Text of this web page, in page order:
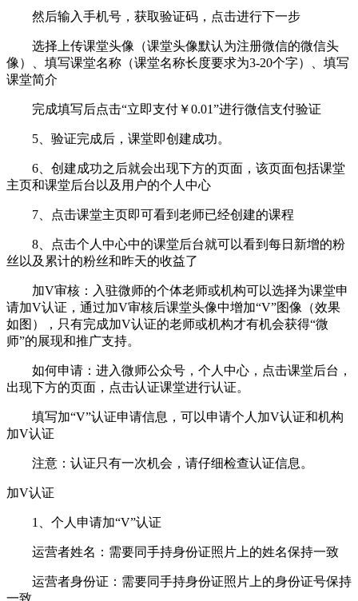
然后输入手机号，获取验证码，点击进行下一步
选择上传课堂头像（课堂头像默认为注册微信的微信头
像）、填写课堂名称（课堂名称长度要求为3-20个字）、填写
课堂简介
完成填写后点击“立即支付￥0.01”进行微信支付验证
5、验证完成后，课堂即创建成功。
6、创建成功之后就会出现下方的页面，该页面包括课堂
主页和课堂后台以及用户的个人中心
7、点击课堂主页即可看到老师已经创建的课程
8、点击个人中心中的课堂后台就可以看到每日新增的粉
丝以及累计的粉丝和昨天的收益了
加V审核：入驻微师的个体老师或机构可以选择为课堂申
请加V认证，通过加V审核后课堂头像中增加“V”图像（效果
如图），只有完成加V认证的老师或机构才有机会获得“微
师”的展现和推广支持。
如何申请：进入微师公众号，个人中心，点击课堂后台，
出现下方的页面，点击认证课堂进行认证。
填写加“V”认证申请信息，可以申请个人加V认证和机构
加V认证
注意：认证只有一次机会，请仔细检查认证信息。
加V认证
1、个人申请加“V”认证
运营者姓名：需要同手持身份证照片上的姓名保持一致
运营者身份证：需要同手持身份证照片上的身份证号保持
一致